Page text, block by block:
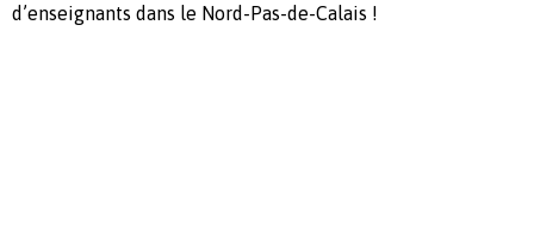
d’enseignants dans le Nord-Pas-de-Calais !